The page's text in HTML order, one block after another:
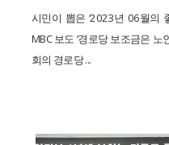
시민이 뽑은 ‘2023년 06월의
MBC 보도 ‘경로당 보조금은 노
회의 경로당 ...